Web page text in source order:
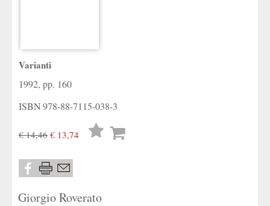
Varianti
1992, pp. 160
ISBN978-88-7115-038-3
€ 14,46 € 13,74
Lista
Giorgio Roverato